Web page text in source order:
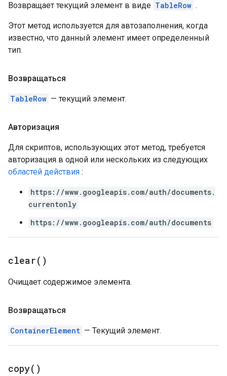
Возвращает текущий элемент в виде TableRow .
Этот метод используется для автозаполнения, когда
известно, что данный элемент имеет определенный
тип.
Возвращаться
TableRow — текущий элемент.
Авторизация
Для скриптов, использующих этот метод, требуется
авторизация в одной или нескольких из следующих
областей действия :
https://www.googleapis.com/auth/documents.
currentonly
https://www.googleapis.com/auth/documents
clear( )
Очищает содержимое элемента.
Возвращаться
ContainerElement — Текущий элемент.
copy( )